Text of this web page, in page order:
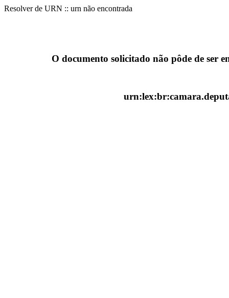
Resolver de URN :: urn não encontrada
O documento solicitado não pôde de ser